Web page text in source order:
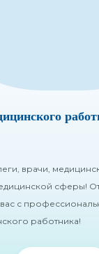
врачи,
сферы!
с
работника!